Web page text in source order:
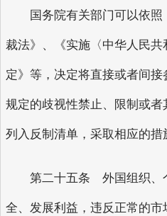
国务院有关部门可以依照
裁法》、《实施〈中华人民
定》等，决定将直接或者间
规定的歧视性禁止、限制或
列入反制清单，采取相应的措
第二十五条 外国组织、
全、发展利益，违反正常的